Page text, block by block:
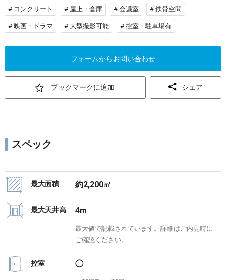
# コンクリート # 屋上・倉庫 # 会議室 # 鉄骨空間
# 映画・ドラマ # 大型撮影可能 # 控室・駐車場有
フォームからお問い合わせ
ブックマークに追加 シェア
スペック
最大面積 約2,200㎡
最大天井高 4m
最大値で記載されています。詳細はご内見時に
ご確認ください。
控室 ◯